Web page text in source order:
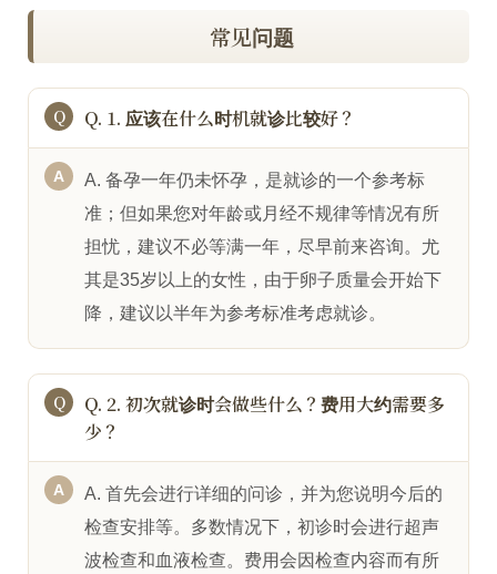
常见问题
Q. 1. 应该在什么时机就诊比较好？
A. 备孕一年仍未怀孕，是就诊的一个参考标
准；但如果您对年龄或月经不规律等情况有所
担忧，建议不必等满一年，尽早前来咨询。尤
其是35岁以上的女性，由于卵子质量会开始下
降，建议以半年为参考标准考虑就诊。
Q. 2. 初次就诊时会做些什么？费用大约需要多
少？
A. 首先会进行详细的问诊，并为您说明今后的
检查安排等。多数情况下，初诊时会进行超声
波检查和血液检查。费用会因检查内容而有所